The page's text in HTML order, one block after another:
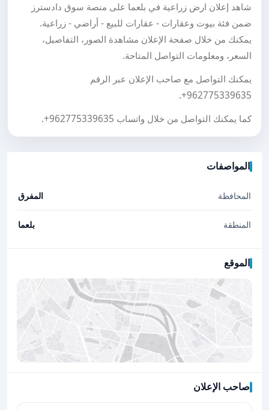
شاهد إعلان ارض زراعية في بلعما على منصة سوق دادسترز
ضمن فئة بيوت وعقارات - عقارات للبيع - أراضي - زراعية.
يمكنك من خلال صفحة الإعلان مشاهدة الصور، التفاصيل،
السعر، ومعلومات التواصل المتاحة.
يمكنك التواصل مع صاحب الإعلان عبر الرقم
+962775339635
.
كما يمكنك التواصل من خلال واتساب +962775339635
.
المواصفات
المحافظة المفرق
المنطقة بلعما
الموقع
صاحب الإعلان